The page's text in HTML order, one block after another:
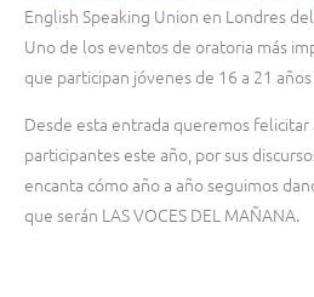
English Speaking Union en Londres
Uno de los eventos de oratoria más
que participan jóvenes de 16 a 21
Desde esta entrada queremos felicitar
participantes este año, por sus
encanta cómo año a año seguimos
que serán LAS VOCES DEL MAÑANA.